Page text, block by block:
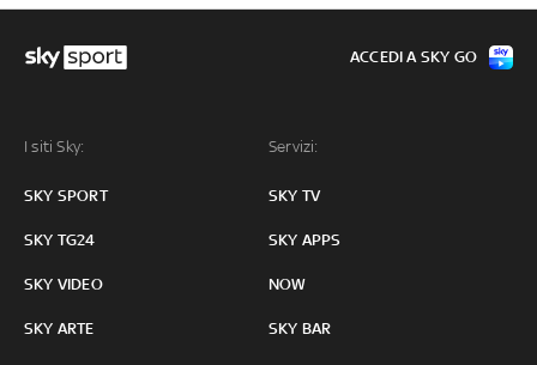
I siti Sky:
SKY SPORT
SKY TG24
SKY VIDEO
SKY ARTE
Servizi:
SKY TV
SKY APPS
NOW
SKY BAR
ACCEDI A SKY GO